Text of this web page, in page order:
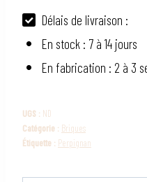
Délais de livraison :
En stock : 7 à 14 jours
En fabrication : 2 à 3
UGS : ND
Catégorie : Briques
Étiquette : Perpignan